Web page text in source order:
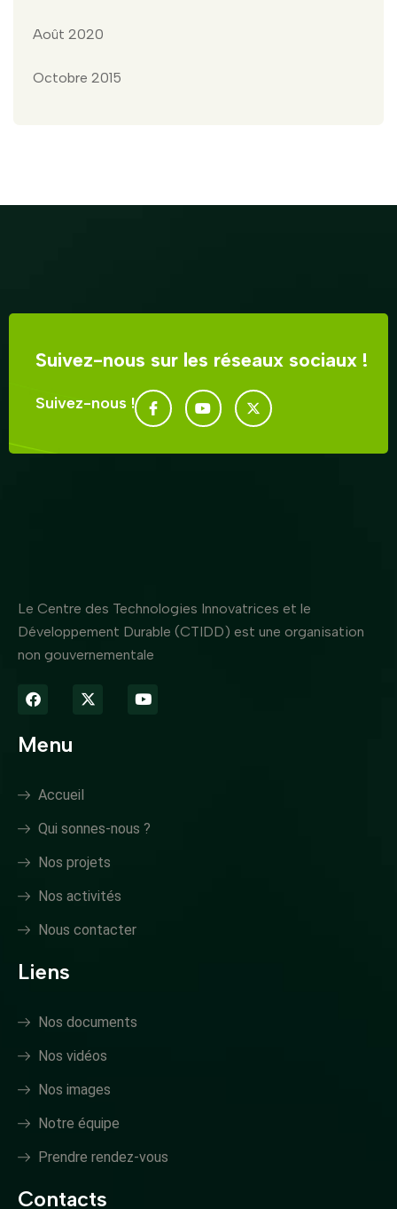
Août 2020
Octobre 2015
Suivez-nous sur les réseaux sociaux !
Suivez-nous !
Le Centre des Technologies Innovatrices et le
Développement Durable (CTIDD) est une organisation
non gouvernementale
Menu
Accueil
Qui sonnes-nous ?
Nos projets
Nos activités
Nous contacter
Liens
Nos documents
Nos vidéos
Nos images
Notre équipe
Prendre rendez-vous
Contacts